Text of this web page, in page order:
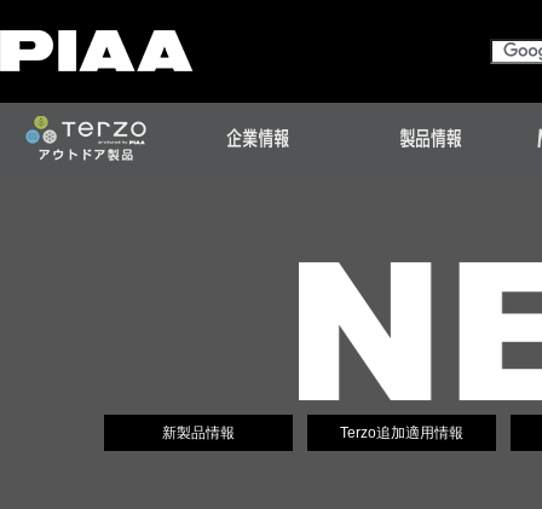
新製品情報 Terzo追加適用情報